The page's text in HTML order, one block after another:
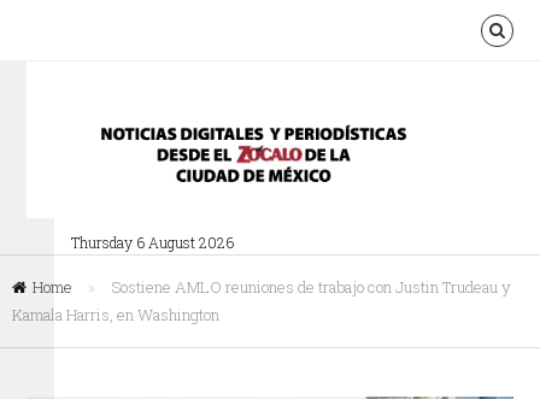
Thursday 6 August 2026
Home »
Sostiene AMLO reuniones de trabajo con Justin Trudeau y
Kamala Harris, en Washington